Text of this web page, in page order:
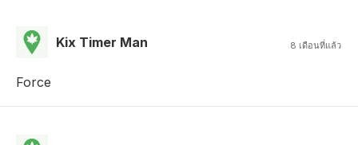
Kix Timer Man 8 เดือนที่แล้ว
Force